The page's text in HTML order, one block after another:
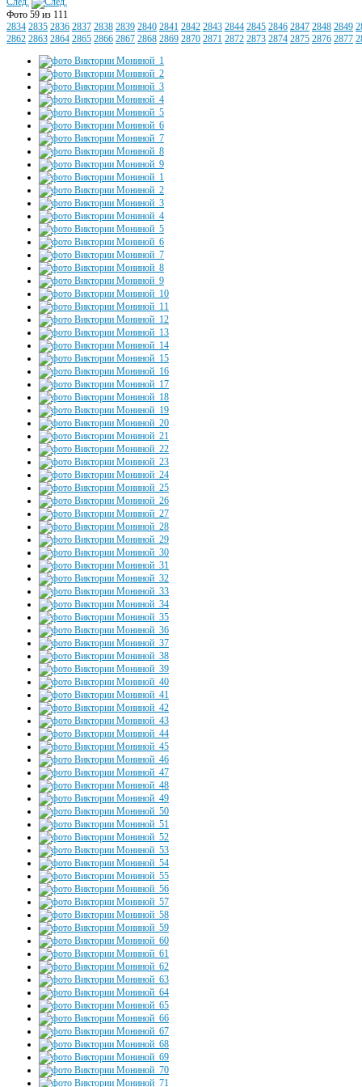
Фото 59 из 111
2834 2835 2836 2837 2838 2839 2840 2841 2842 2843 2844 2845 2846 2847 2848 2849
2862 2863 2864 2865 2866 2867 2868 2869 2870 2871 2872 2873 2874 2875 2876 2877